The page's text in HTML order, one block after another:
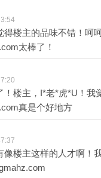
得楼主的品味不错！呵
太棒了！
！楼主，I*老*虎*U！我
真是个好地方
像楼主这样的人才啊！